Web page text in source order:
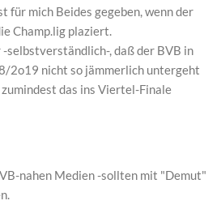
für mich Beides gegeben, wenn der
Champ.lig plaziert.
selbstverständlich-, daß der BVB in
2o19 nicht so jämmerlich untergeht
das ins Viertel-Finale
nahen Medien -sollten mit "Demut"